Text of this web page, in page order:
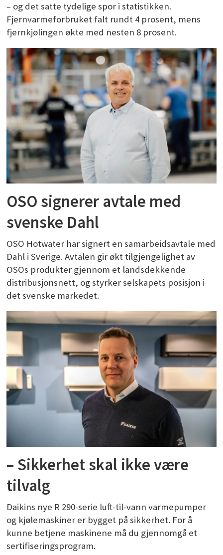
– og det satte tydelige spor i statistikken.
Fjernvarmeforbruket falt rundt 4 prosent, mens
fjernkjølingen økte med nesten 8 prosent.
OSO signerer avtale med
svenske Dahl
OSO Hotwater har signert en samarbeidsavtale med
Dahl i Sverige. Avtalen gir økt tilgjengelighet av
OSOs produkter gjennom et landsdekkende
distribusjonsnett, og styrker selskapets posisjon i
det svenske markedet.
– Sikkerhet skal ikke være
tilvalg
Daikins nye R 290-serie luft-til-vann varmepumper
og kjølemaskiner er bygget på sikkerhet. For å
kunne betjene maskinene må du gjennomgå et
sertifiseringsprogram.